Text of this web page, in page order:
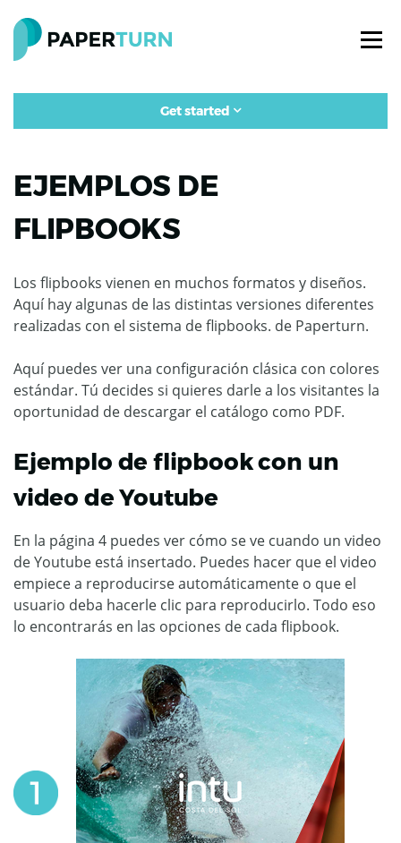
Get started
EJEMPLOS DE
FLIPBOOKS
Los flipbooks vienen en muchos formatos y diseños.
Aquí hay algunas de las distintas versiones diferentes
realizadas con el sistema de flipbooks. de Paperturn.
Aquí puedes ver una configuración clásica con colores
estándar. Tú decides si quieres darle a los visitantes la
oportunidad de descargar el catálogo como PDF.
Ejemplo de flipbook con un
video de Youtube
En la página 4 puedes ver cómo se ve cuando un video
de Youtube está insertado. Puedes hacer que el video
empiece a reproducirse automáticamente o que el
usuario deba hacerle clic para reproducirlo. Todo eso
lo encontrarás en las opciones de cada flipbook.